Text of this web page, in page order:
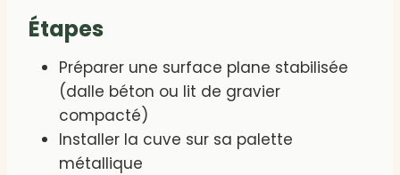
Étapes
Préparer une surface plane stabilisée
(dalle béton ou lit de gravier
compacté)
Installer la cuve sur sa palette
métallique